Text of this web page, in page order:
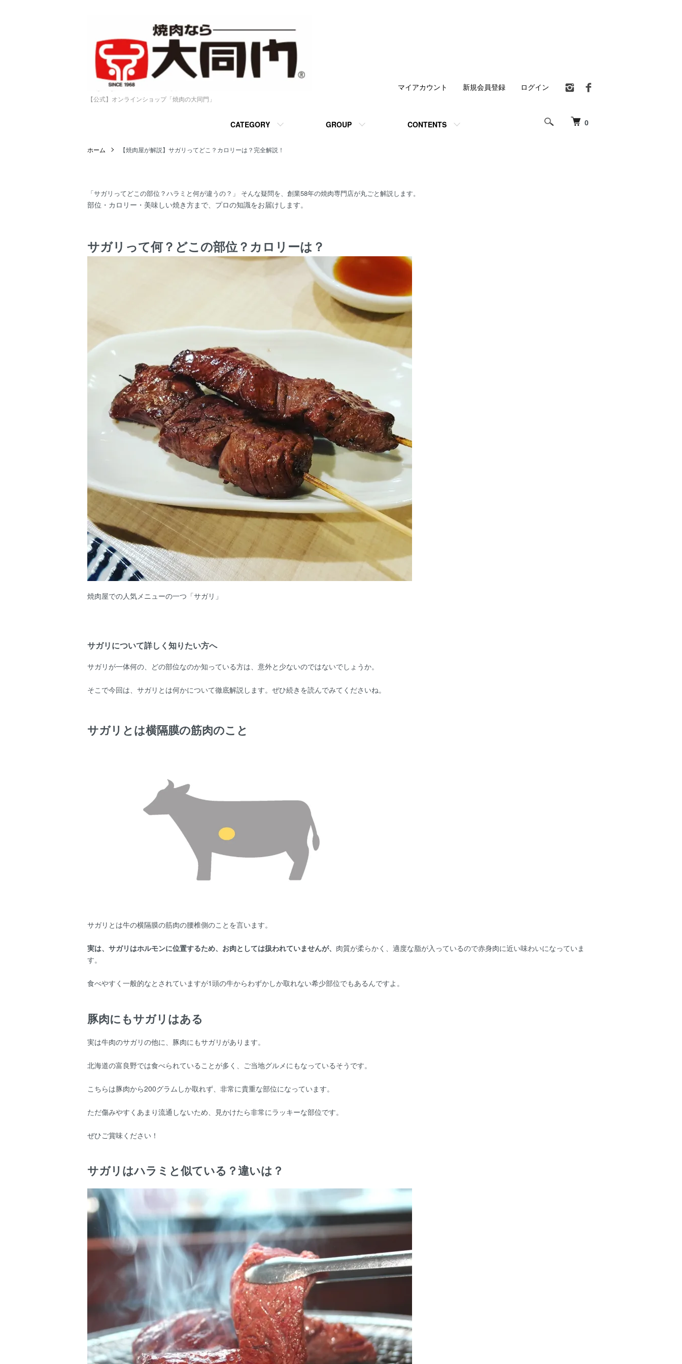
【公式】オンラインショップ「焼肉の大同門」
0
CATEGORY GROUP CONTENTS
マイアカウント 新規会員登録 ログイン
ホーム 【焼肉屋が解説】サガリってどこ？カロリーは？完全解説！
「サガリってどこの部位？ハラミと何が違うの？」 そんな疑問を、創業58年の焼肉専門店が丸ごと解説します。
部位・カロリー・美味しい焼き方まで、プロの知識をお届けします。
サガリって何？どこの部位？カロリーは？
焼肉屋での人気メニューの一つ「サガリ」
サガリについて詳しく知りたい方へ
サガリが一体何の、どの部位なのか知っている方は、意外と少ないのではないでしょうか。
そこで今回は、サガリとは何かについて徹底解説します。ぜひ続きを読んでみてくださいね。
サガリとは横隔膜の筋肉のこと
サガリとは牛の横隔膜の筋肉の腰椎側のことを言います。
実は、サガリはホルモンに位置するため、お肉としては扱われていませんが、 肉質が柔らかく、適度な脂が入っているので赤身肉に近い味わいになっていま
す。
食べやすく一般的なとされていますが1頭の牛からわずかしか取れない希少部位でもあるんですよ。
豚肉にもサガリはある
実は牛肉のサガリの他に、豚肉にもサガリがあります。
北海道の富良野では食べられていることが多く、ご当地グルメにもなっているそうです。
こちらは豚肉から200グラムしか取れず、非常に貴重な部位になっています。
ただ傷みやすくあまり流通しないため、見かけたら非常にラッキーな部位です。
ぜひご賞味ください！
サガリはハラミと似ている？違いは？